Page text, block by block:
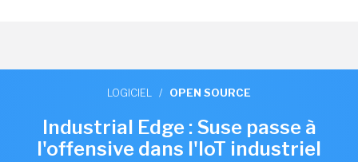
LOGICIEL / OPEN SOURCE
Industrial Edge : Suse passe à
l'offensive dans l'IoT industriel